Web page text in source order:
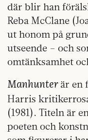
där blir han
Reba McClane
ut honom på
utseende – och
omtänksamhet
Manhunter är en
Harris
(1981). Titeln är
poeten och